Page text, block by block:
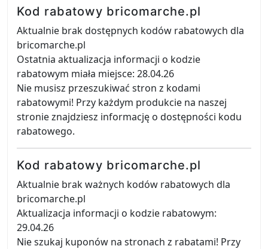
Kod rabatowy bricomarche.pl
Aktualnie brak dostępnych kodów rabatowych dla
bricomarche.pl
Ostatnia aktualizacja informacji o kodzie
rabatowym miała miejsce: 28.04.26
Nie musisz przeszukiwać stron z kodami
rabatowymi! Przy każdym produkcie na naszej
stronie znajdziesz informację o dostępności kodu
rabatowego.
Kod rabatowy bricomarche.pl
Aktualnie brak ważnych kodów rabatowych dla
bricomarche.pl
Aktualizacja informacji o kodzie rabatowym:
29.04.26
Nie szukaj kuponów na stronach z rabatami! Przy